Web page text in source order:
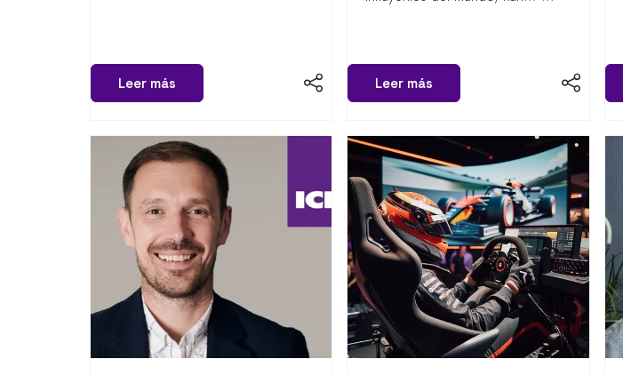
Leer más Leer más